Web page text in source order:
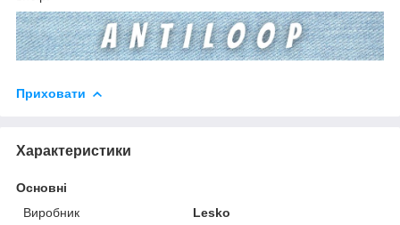
Приховати
Характеристики
Основні
Виробник
Lesko